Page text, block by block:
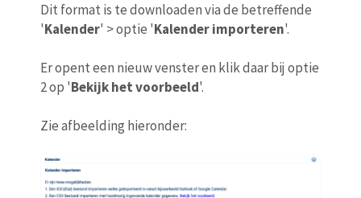
Dit format is te downloaden via de betreffende
'Kalender' > optie 'Kalender importeren'.
Er opent een nieuw venster en klik daar bij optie
2 op 'Bekijk het voorbeeld'.
Zie afbeelding hieronder: